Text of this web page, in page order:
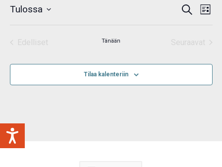
Tapahtumat
Etsi
Näkymät
Etsi
Listaus
Tulossa
Valitse
päivä.Edelliset
Tänään
Seuraavat
Tilaa kalenteriin